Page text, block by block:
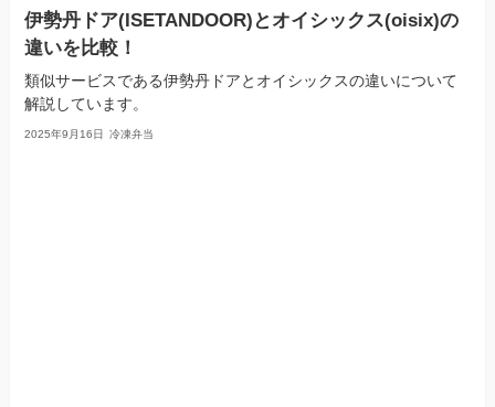
伊勢丹ドア(ISETANDOOR)とオイシックス(oisix)の
違いを比較！
類似サービスである伊勢丹ドアとオイシックスの違いについて
解説しています。
2025年9月16日 冷凍弁当